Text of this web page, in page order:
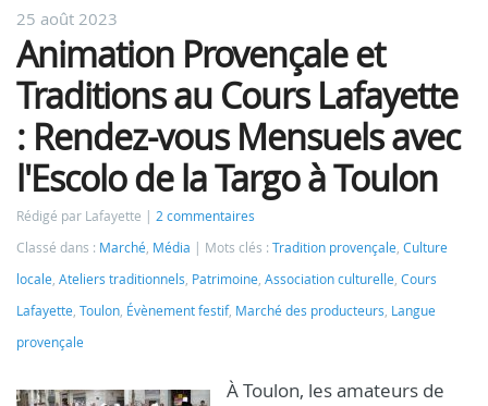
25 août 2023
Animation Provençale et
Traditions au Cours Lafayette
: Rendez-vous Mensuels avec
l'Escolo de la Targo à Toulon
Rédigé par Lafayette
2 commentaires
Classé dans : Marché, Média Mots clés : Tradition provençale, Culture
locale, Ateliers traditionnels, Patrimoine, Association culturelle, Cours
Lafayette, Toulon, Évènement festif, Marché des producteurs, Langue
provençale
À Toulon, les amateurs de